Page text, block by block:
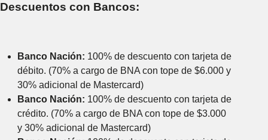
Descuentos con Bancos:
Banco Nación: 100% de descuento con tarjeta de
débito. (70% a cargo de BNA con tope de $6.000 y
30% adicional de Mastercard)
Banco Nación: 100% de descuento con tarjeta de
crédito. (70% a cargo de BNA con tope de $3.000
y 30% adicional de Mastercard)